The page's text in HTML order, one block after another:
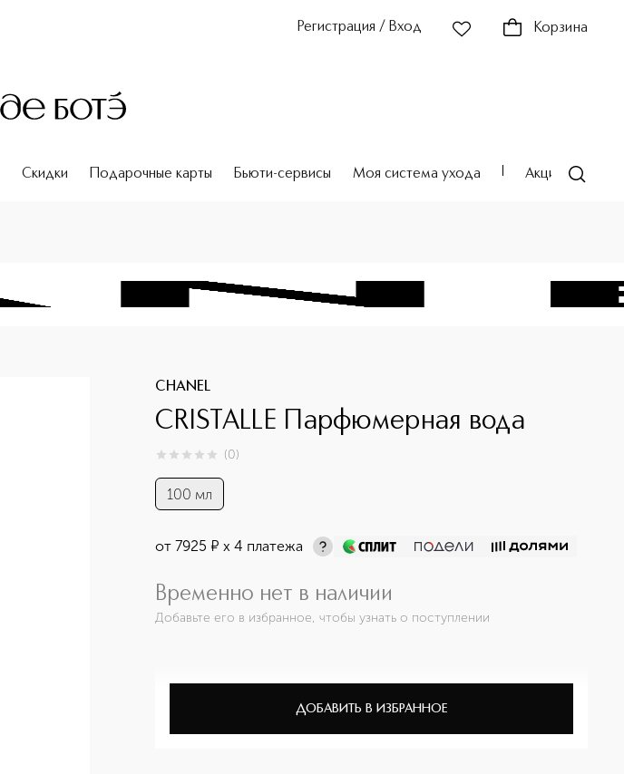
Регистрация / Вход Корзина
Скидки Подарочные карты Бьюти-сервисы Моя система ухода Акции
CHANEL
CRISTALLE Парфюмерная вода
0из 0 (0)
100 мл
от7925 ¤ х 4 платежа
Временно нет в наличии
Добавьте его в избранное, чтобы узнать о поступлении
ДОБАВИТЬ В ИЗБРАННОЕ